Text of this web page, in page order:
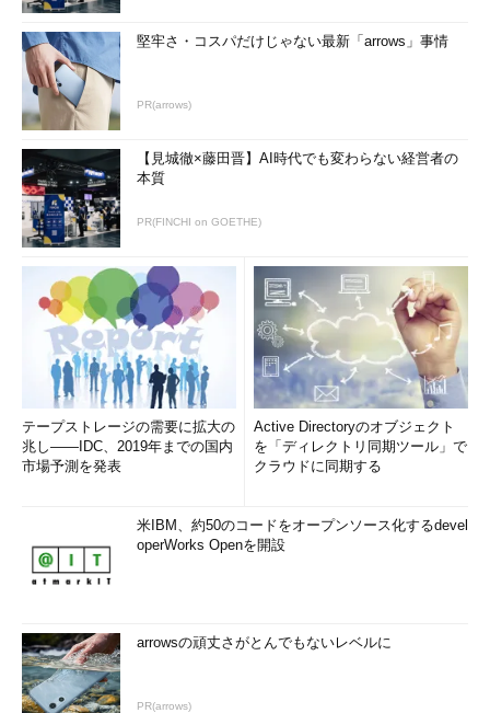
堅牢さ・コスパだけじゃない最新「arrows」事情
PR(arrows)
【見城徹×藤田晋】AI時代でも変わらない経営者の
本質
PR(FINCHI on GOETHE)
テープストレージの需要に拡大の
兆し――IDC、2019年までの国内
市場予測を発表
Active Directoryのオブジェクト
を「ディレクトリ同期ツール」で
クラウドに同期する
米IBM、約50のコードをオープンソース化するdevel
operWorks Openを開設
arrowsの頑丈さがとんでもないレベルに
PR(arrows)